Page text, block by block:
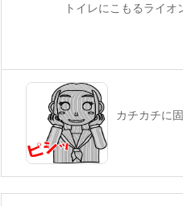
トイレにこもるライオ
カチカチに